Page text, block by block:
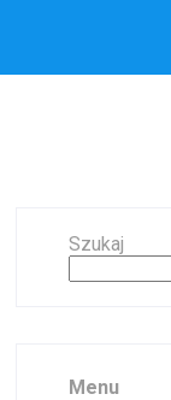
Szukaj
Menu